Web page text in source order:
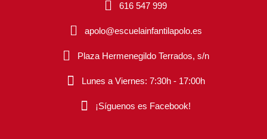
616 547 999
apolo@escuelainfantilapolo.es
Plaza Hermenegildo Terrados, s/n
Lunes a Viernes: 7:30h - 17:00h
¡Síguenos es Facebook!